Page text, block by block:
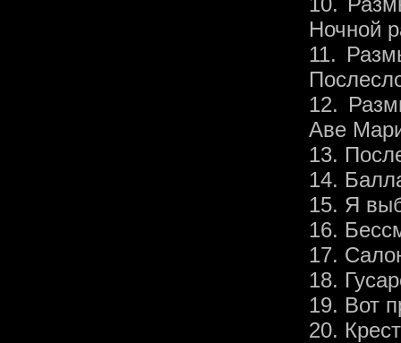
Ночной
11.
12.
Аве
13.
14.
15. Я
16.
17.
18.
19. Вот
20.